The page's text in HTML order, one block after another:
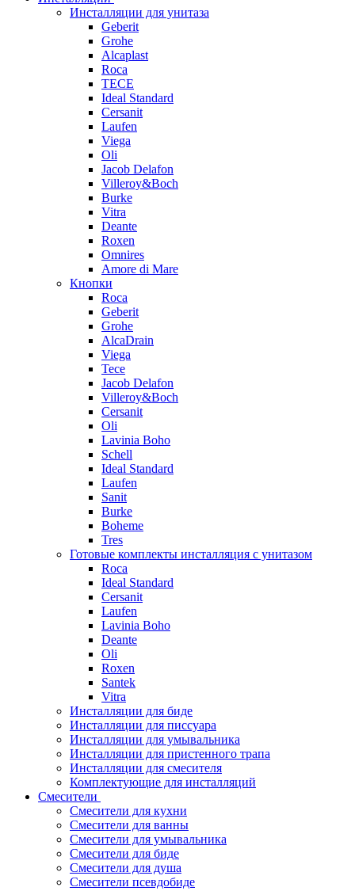
Инсталляции для унитаза
Geberit
Grohe
Alcaplast
Roca
TECE
Ideal Standard
Cersanit
Laufen
Viega
Oli
Jacob Delafon
Villeroy&Boch
Burke
Vitra
Deante
Roxen
Omnires
Amore di Mare
Кнопки
Roca
Geberit
Grohe
AlcaDrain
Viega
Tece
Jacob Delafon
Villeroy&Boch
Cersanit
Oli
Lavinia Boho
Schell
Ideal Standard
Laufen
Sanit
Burke
Boheme
Tres
Готовые комплекты инсталляция с унитазом
Roca
Ideal Standard
Cersanit
Laufen
Lavinia Boho
Deante
Oli
Roxen
Santek
Vitra
Инсталляции для биде
Инсталляции для писсуара
Инсталляции для умывальника
Инсталляции для пристенного трапа
Инсталляции для смесителя
Комплектующие для инсталляций
Смесители
Смесители для кухни
Смесители для ванны
Смесители для умывальника
Смесители для биде
Смесители для душа
Смесители псевдобиде